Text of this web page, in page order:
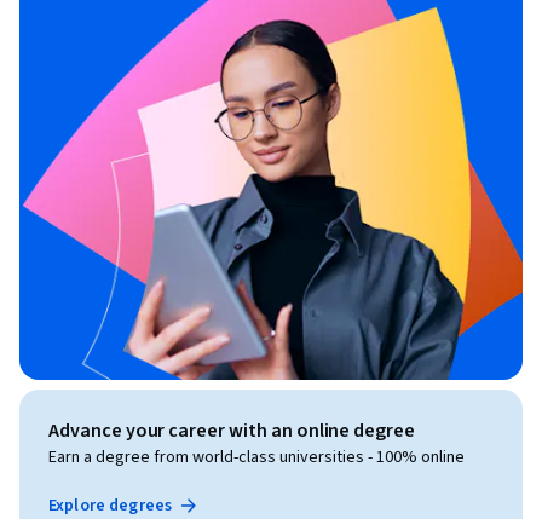
Advance your career with an online degree
Earn a degree from world-class universities - 100% online
Explore degrees